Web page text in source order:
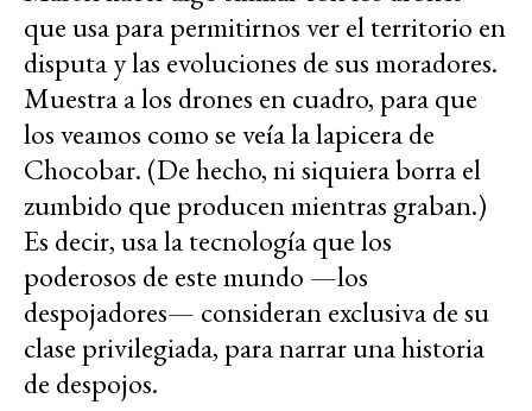
que usa para permitirnos ver el territorio en
disputa y las evoluciones de sus moradores.
Muestra a los drones en cuadro, para que
los veamos como se veía la lapicera de
Chocobar. (De hecho, ni siquiera borra el
zumbido que producen mientras graban.)
Es decir, usa la tecnología que los
poderosos de este mundo —los
despojadores— consideran exclusiva de su
clase privilegiada, para narrar una historia
de despojos.